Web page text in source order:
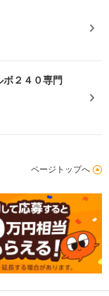
２４０専門
ページトップへ